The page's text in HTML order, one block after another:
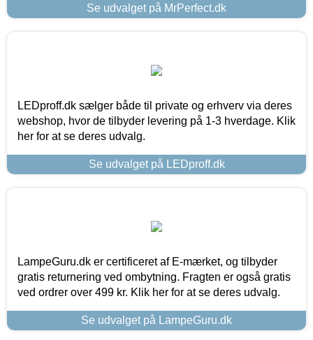
Se udvalget på MrPerfect.dk
LEDproff.dk sælger både til private og erhverv via deres
webshop, hvor de tilbyder levering på 1-3 hverdage. Klik
her for at se deres udvalg.
Se udvalget på LEDproff.dk
LampeGuru.dk er certificeret af E-mærket, og tilbyder
gratis returnering ved ombytning. Fragten er også gratis
ved ordrer over 499 kr. Klik her for at se deres udvalg.
Se udvalget på LampeGuru.dk